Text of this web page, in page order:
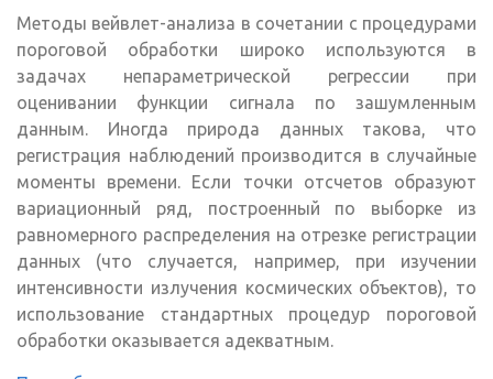
Методы вейвлет-анализа в сочетании с процедурами
пороговой обработки широко используются в
задачах непараметрической регрессии при
оценивании функции сигнала по зашумленным
данным. Иногда природа данных такова, что
регистрация наблюдений производится в случайные
моменты времени. Если точки отсчетов образуют
вариационный ряд, построенный по выборке из
равномерного распределения на отрезке регистрации
данных (что случается, например, при изучении
интенсивности излучения космических объектов), то
использование стандартных процедур пороговой
обработки оказывается адекватным.